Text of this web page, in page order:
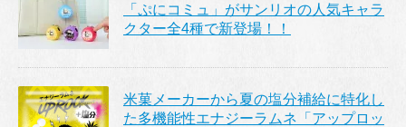
「ぷにコミュ」がサンリオの人気キャラ
クター全4種で新登場！！
米菓メーカーから夏の塩分補給に特化し
た多機能性エナジーラムネ「アップロッ